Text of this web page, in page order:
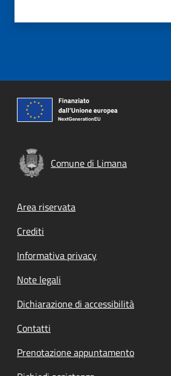
Comune di Limana
Footer menu
Area riservata
Crediti
Informativa privacy
Note legali
Dichiarazione di accessibilità
Contatti
Prenotazione appuntamento